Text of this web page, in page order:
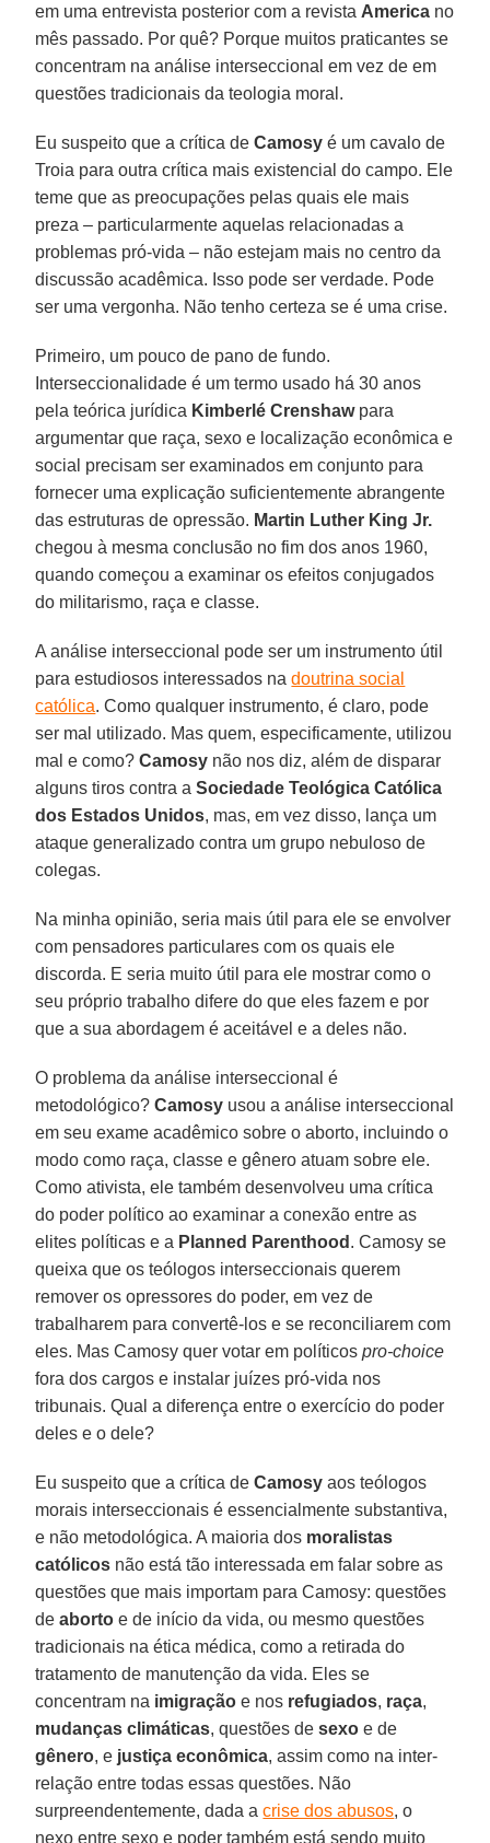
em uma entrevista posterior com a revista America no
mês passado. Por quê? Porque muitos praticantes se
concentram na análise interseccional em vez de em
questões tradicionais da teologia moral.
Eu suspeito que a crítica deCamosy é um cavalo de
Troia para outra crítica mais existencial do campo. Ele
teme que as preocupações pelas quais ele mais
preza – particularmente aquelas relacionadas a
problemas pró-vida – não estejam mais no centro da
discussão acadêmica. Isso pode ser verdade. Pode
ser uma vergonha. Não tenho certeza se é uma crise.
Primeiro, um pouco de pano de fundo.
Interseccionalidade é um termo usado há 30 anos
pela teórica jurídica Kimberlé Crenshawpara
argumentar que raça, sexo e localização econômica e
social precisam ser examinados em conjunto para
fornecer uma explicação suficientemente abrangente
das estruturas de opressão. Martin Luther King Jr.
chegou à mesma conclusão no fim dos anos 1960,
quando começou a examinar os efeitos conjugados
do militarismo, raça e classe.
A análise interseccional pode ser um instrumento útil
para estudiosos interessados nadoutrina social
católica. Como qualquer instrumento, é claro, pode
ser mal utilizado. Mas quem, especificamente, utilizou
mal e como?Camosy não nos diz, além de disparar
alguns tiros contra aSociedade Teológica Católica
dos Estados Unidos, mas, em vez disso, lança um
ataque generalizado contra um grupo nebuloso de
colegas.
Na minha opinião, seria mais útil para ele se envolver
com pensadores particulares com os quais ele
discorda. E seria muito útil para ele mostrar como o
seu próprio trabalho difere do que eles fazem e por
que a sua abordagem é aceitável e a deles não.
O problema da análise interseccional é
metodológico?Camosy usou a análise interseccional
em seu exame acadêmico sobre o aborto, incluindo o
modo como raça, classe e gênero atuam sobre ele.
Como ativista, ele também desenvolveu uma crítica
do poder político ao examinar a conexão entre as
elites políticas e a Planned Parenthood . Camosy se
queixa que os teólogos interseccionais querem
remover os opressores do poder, em vez de
trabalharem para convertê-los e se reconciliarem com
eles. Mas Camosy quer votar em políticospro-choice
fora dos cargos e instalar juízes pró-vida nos
tribunais. Qual a diferença entre o exercício do poder
deles e o dele?
Eu suspeito que a crítica deCamosy aos teólogos
morais interseccionais é essencialmente substantiva,
e não metodológica. A maioria dos moralistas
católicos não está tão interessada em falar sobre as
questões que mais importam para Camosy: questões
deaborto e de início da vida, ou mesmo questões
tradicionais na ética médica, como a retirada do
tratamento de manutenção da vida. Eles se
concentram na imigração e nos refugiados, raça,
mudanças climáticas, questões desexo e de
gênero, e justiça econômica, assim como na inter-
relação entre todas essas questões. Não
surpreendentemente, dada acrise dos abusos, o
nexo entre sexo e poder também está sendo muito